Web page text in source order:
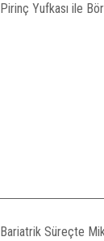
Pirinç Yufkası ile
Bariatrik Süreçte